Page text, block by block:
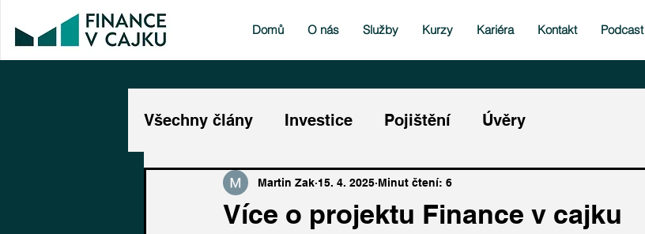
Domů O nás Služby Kurzy Kariéra Kontakt Podcast
Všechny člány Investice Pojištění Úvěry
Více o projektu Finance v cajku
Martin Zak 15. 4. 2025 Minut čtení: 6